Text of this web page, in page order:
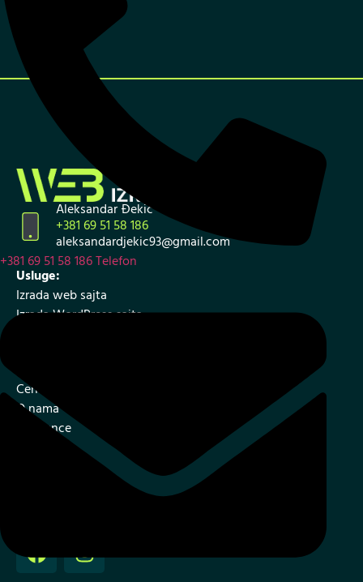
Aleksandar Đekić
+381 69 51 58 186
aleksandardjekic93@gmail.com
Usluge:
Izrada web sajta
Izrada WordPress sajta
Cenovnik i ponuda
O nama
Reference
+381 69 51 58 186Telefon